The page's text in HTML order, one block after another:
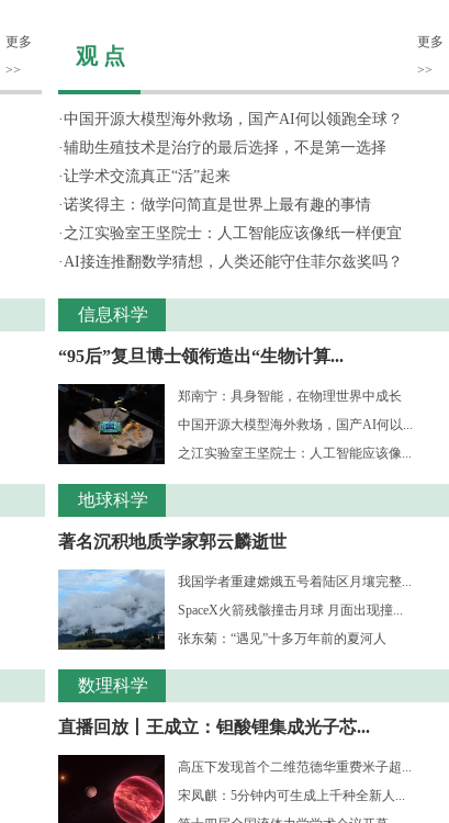
更多
>>
观 点
更多
>>
·中国开源大模型海外救场，国产AI何以领跑全球？
·辅助生殖技术是治疗的最后选择，不是第一选择
·让学术交流真正“活”起来
·诺奖得主：做学问简直是世界上最有趣的事情
· 之江实验室王坚院士：人工智能应该像纸一样便宜
·AI接连推翻数学猜想，人类还能守住菲尔兹奖吗？
信息科学
“95后”复旦博士领衔造出“生物计算...
郑南宁：具身智能，在物理世界中成长
中国开源大模型海外救场，国产AI何以...
之江实验室王坚院士：人工智能应该像...
地球科学
著名沉积地质学家郭云麟逝世
我国学者重建嫦娥五号着陆区月壤完整...
SpaceX火箭残骸撞击月球 月面出现撞...
张东菊：“遇见”十多万年前的夏河人
数理科学
直播回放丨王成立：钽酸锂集成光子芯...
高压下发现首个二维范德华重费米子超...
宋凤麒：5分钟内可生成上千种全新人...